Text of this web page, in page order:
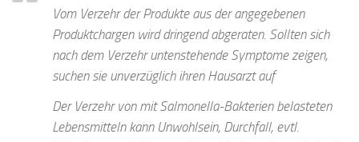
Vom Verzehr der Produkte aus der angegebenen
Produktchargen wird dringend abgeraten. Sollten sich
nach dem Verzehr untenstehende Symptome zeigen,
suchen sie unverzüglich ihren Hausarzt auf
Der Verzehr von mit Salmonella-Bakterien belasteten
Lebensmitteln kann Unwohlsein, Durchfall, evtl.